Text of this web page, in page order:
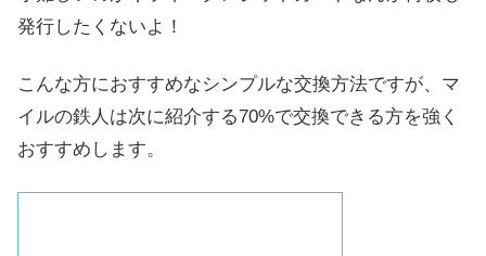
発行したくないよ！
こんな方におすすめなシンプルな交換方法ですが、マ
イルの鉄人は次に紹介する70%で交換できる方を強く
おすすめします。